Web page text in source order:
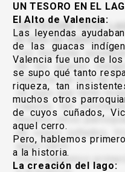
UN TESORO EN EL
El Alto de Valencia:
Las leyendas
de las guacas
Valencia fue uno de
se supo qué tanto
riqueza, tan
muchos otros
de cuyos cuñados,
aquel cerro.
Pero, hablemos
a la historia.
La creación del lago: